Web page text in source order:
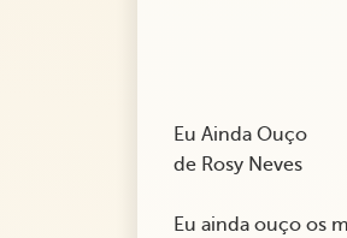
Eu Ainda Ouço
de Rosy Neves
Eu ainda ouço os